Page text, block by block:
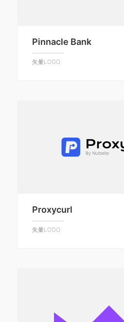
Pinnacle Bank
矢量LOGO
Proxycurl
矢量LOGO